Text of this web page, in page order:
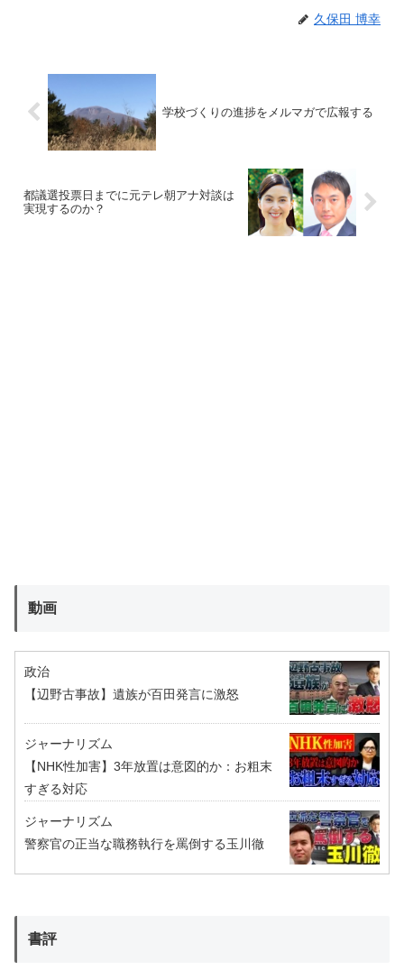
久保田 博幸
学校づくりの進捗をメルマガで広報する
都議選投票日までに元テレ朝アナ対談は
実現するのか？
動画
政治
【辺野古事故】遺族が百田発言に激怒
ジャーナリズム
【NHK性加害】3年放置は意図的か：お粗末
すぎる対応
ジャーナリズム
警察官の正当な職務執行を罵倒する玉川徹
書評